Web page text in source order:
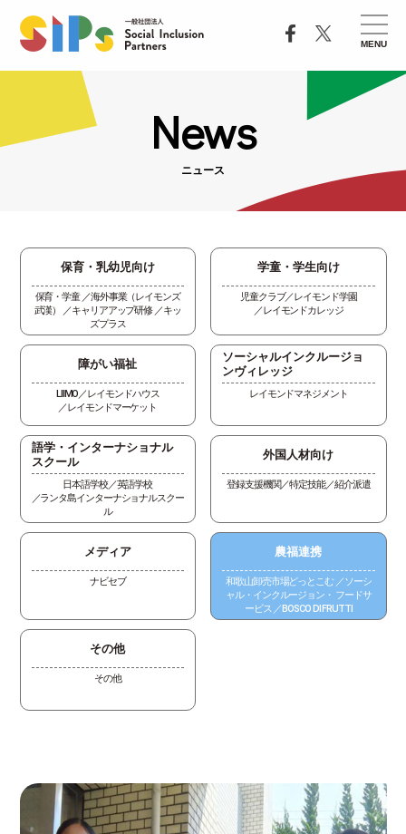
MENU
News
ニュース
保育・乳幼児向け
保育・学童
海外事業（レイモンズ
武漢）
キャリアアップ研修
キッ
ズプラス
学童・学生向け
児童クラブ
レイモンド学園
レイモンドカレッジ
障がい福祉
LIIMO
レイモンドハウス
レイモンドマーケット
ソーシャルインクルージョ
ンヴィレッジ
レイモンドマネジメント
語学・インターナショナル
スクール
日本語学校
英語学校
ランタ島インターナショナルスクー
ル
外国人材向け
登録支援機関／特定技能 紹介派遣
メディア
ナビセブ
農福連携
和歌山卸売市場どっとこむ
ソーシ
ャル・インクルージョン・ フードサ
ービス
BOSCO DI FRUTTI
その他